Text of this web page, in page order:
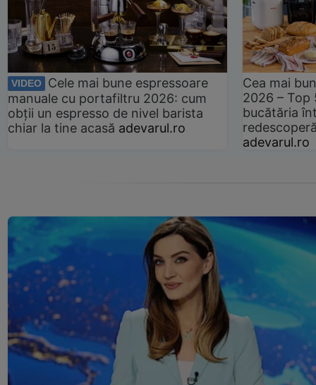
VIDEO
Cele mai bune espressoare
manuale cu portafiltru 2026: cum
obții un espresso de nivel barista
chiar la tine acasă adevarul.ro
Cea mai
2026 –
bucătăria
adevarul.ro